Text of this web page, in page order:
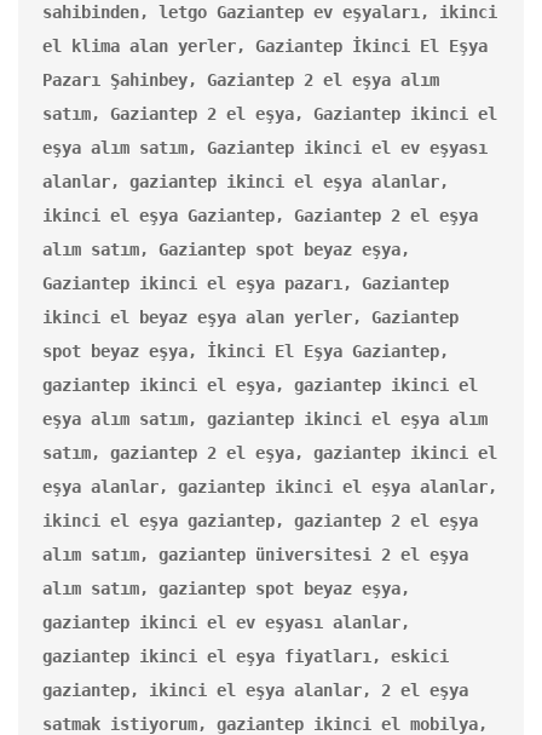
sahibinden, letgo Gaziantep ev eşyaları, ikinci
el klima alan yerler, Gaziantep İkinci El Eşya
Pazarı Şahinbey, Gaziantep 2 el eşya alım
satım, Gaziantep 2 el eşya, Gaziantep ikinci el
eşya alım satım, Gaziantep ikinci el ev eşyası
alanlar, gaziantep ikinci el eşya alanlar,
ikinci el eşya Gaziantep, Gaziantep 2 el eşya
alım satım, Gaziantep spot beyaz eşya,
Gaziantep ikinci el eşya pazarı, Gaziantep
ikinci el beyaz eşya alan yerler, Gaziantep
spot beyaz eşya, İkinci El Eşya Gaziantep,
gaziantep ikinci el eşya, gaziantep ikinci el
eşya alım satım, gaziantep ikinci el eşya alım
satım, gaziantep 2 el eşya, gaziantep ikinci el
eşya alanlar, gaziantep ikinci el eşya alanlar,
ikinci el eşya gaziantep, gaziantep 2 el eşya
alım satım, gaziantep üniversitesi 2 el eşya
alım satım, gaziantep spot beyaz eşya,
gaziantep ikinci el ev eşyası alanlar,
gaziantep ikinci el eşya fiyatları, eskici
gaziantep, ikinci el eşya alanlar, 2 el eşya
satmak istiyorum, gaziantep ikinci el mobilya,